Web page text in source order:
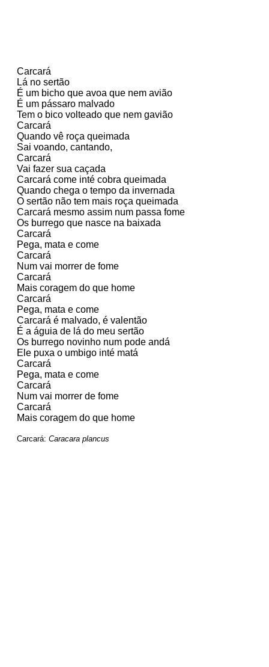
Carcará
Lá no sertão
É um bicho que avoa que nem avião
É um pássaro malvado
Tem o bico volteado que nem gavião
Carcará
Quando vê roça queimada
Sai voando, cantando,
Carcará
Vai fazer sua caçada
Carcará come inté cobra queimada
Quando chega o tempo da invernada
O sertão não tem mais roça queimada
Carcará mesmo assim num passa fome
Os burrego que nasce na baixada
Carcará
Pega, mata e come
Carcará
Num vai morrer de fome
Carcará
Mais coragem do que home
Carcará
Pega, mata e come
Carcará é malvado, é valentão
É a águia de lá do meu sertão
Os burrego novinho num pode andá
Ele puxa o umbigo inté matá
Carcará
Pega, mata e come
Carcará
Num vai morrer de fome
Carcará
Mais coragem do que home
Carcará: Caracara plancus